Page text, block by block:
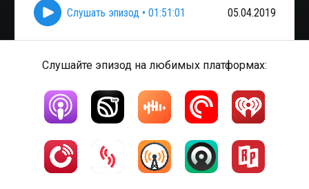
Слушать эпизод • 01:51:01 05.04.2019
Слушайте эпизод на любимых платформах: